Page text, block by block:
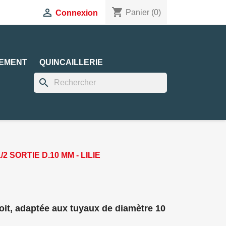
 Connexion shopping_cart Panier (0)
QUINCAILLERIE
search
SORTIE D.10 MM - LILIE
adaptée aux tuyaux de diamètre 10